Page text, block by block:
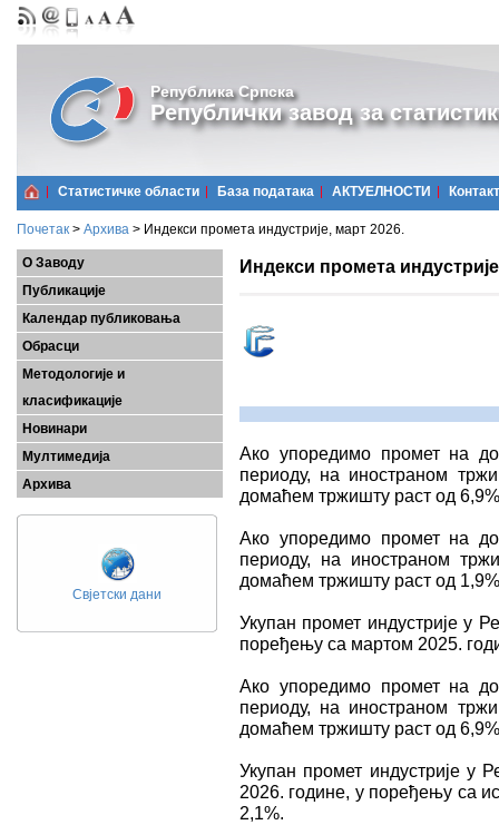
Република Српска
Републички завод за
Статистичке области Базa података АКТУЕЛНОСТИ Контакт
Почетак > Архива > Индекси промета индустријe, март 2026.
О Заводу
Публикације
Календар публиковања
Обрасци
Методологије и
класификације
Новинари
Мултимедија
Архива
Свјетски дани
Индекси промета
Ако упоредимо промет на
периоду, на иностраном
домаћем тржишту раст од
Ако упоредимо промет на
периоду, на иностраном
домаћем тржишту раст од
Укупан промет индустрије у
поређењу са мартом 2025.
Ако упоредимо промет на
периоду, на иностраном
домаћем тржишту раст од
Укупан промет индустрије у
2026. године, у поређењу са
2,1%.